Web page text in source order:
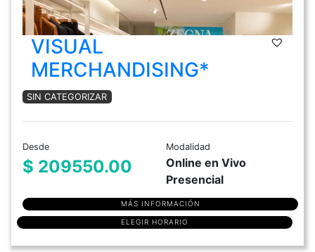
VISUAL
MERCHANDISING*
SIN CATEGORIZAR
Desde
$ 209550.00
Modalidad
Online en Vivo
Presencial
MÁS INFORMACIÓN
ELEGIR HORARIO